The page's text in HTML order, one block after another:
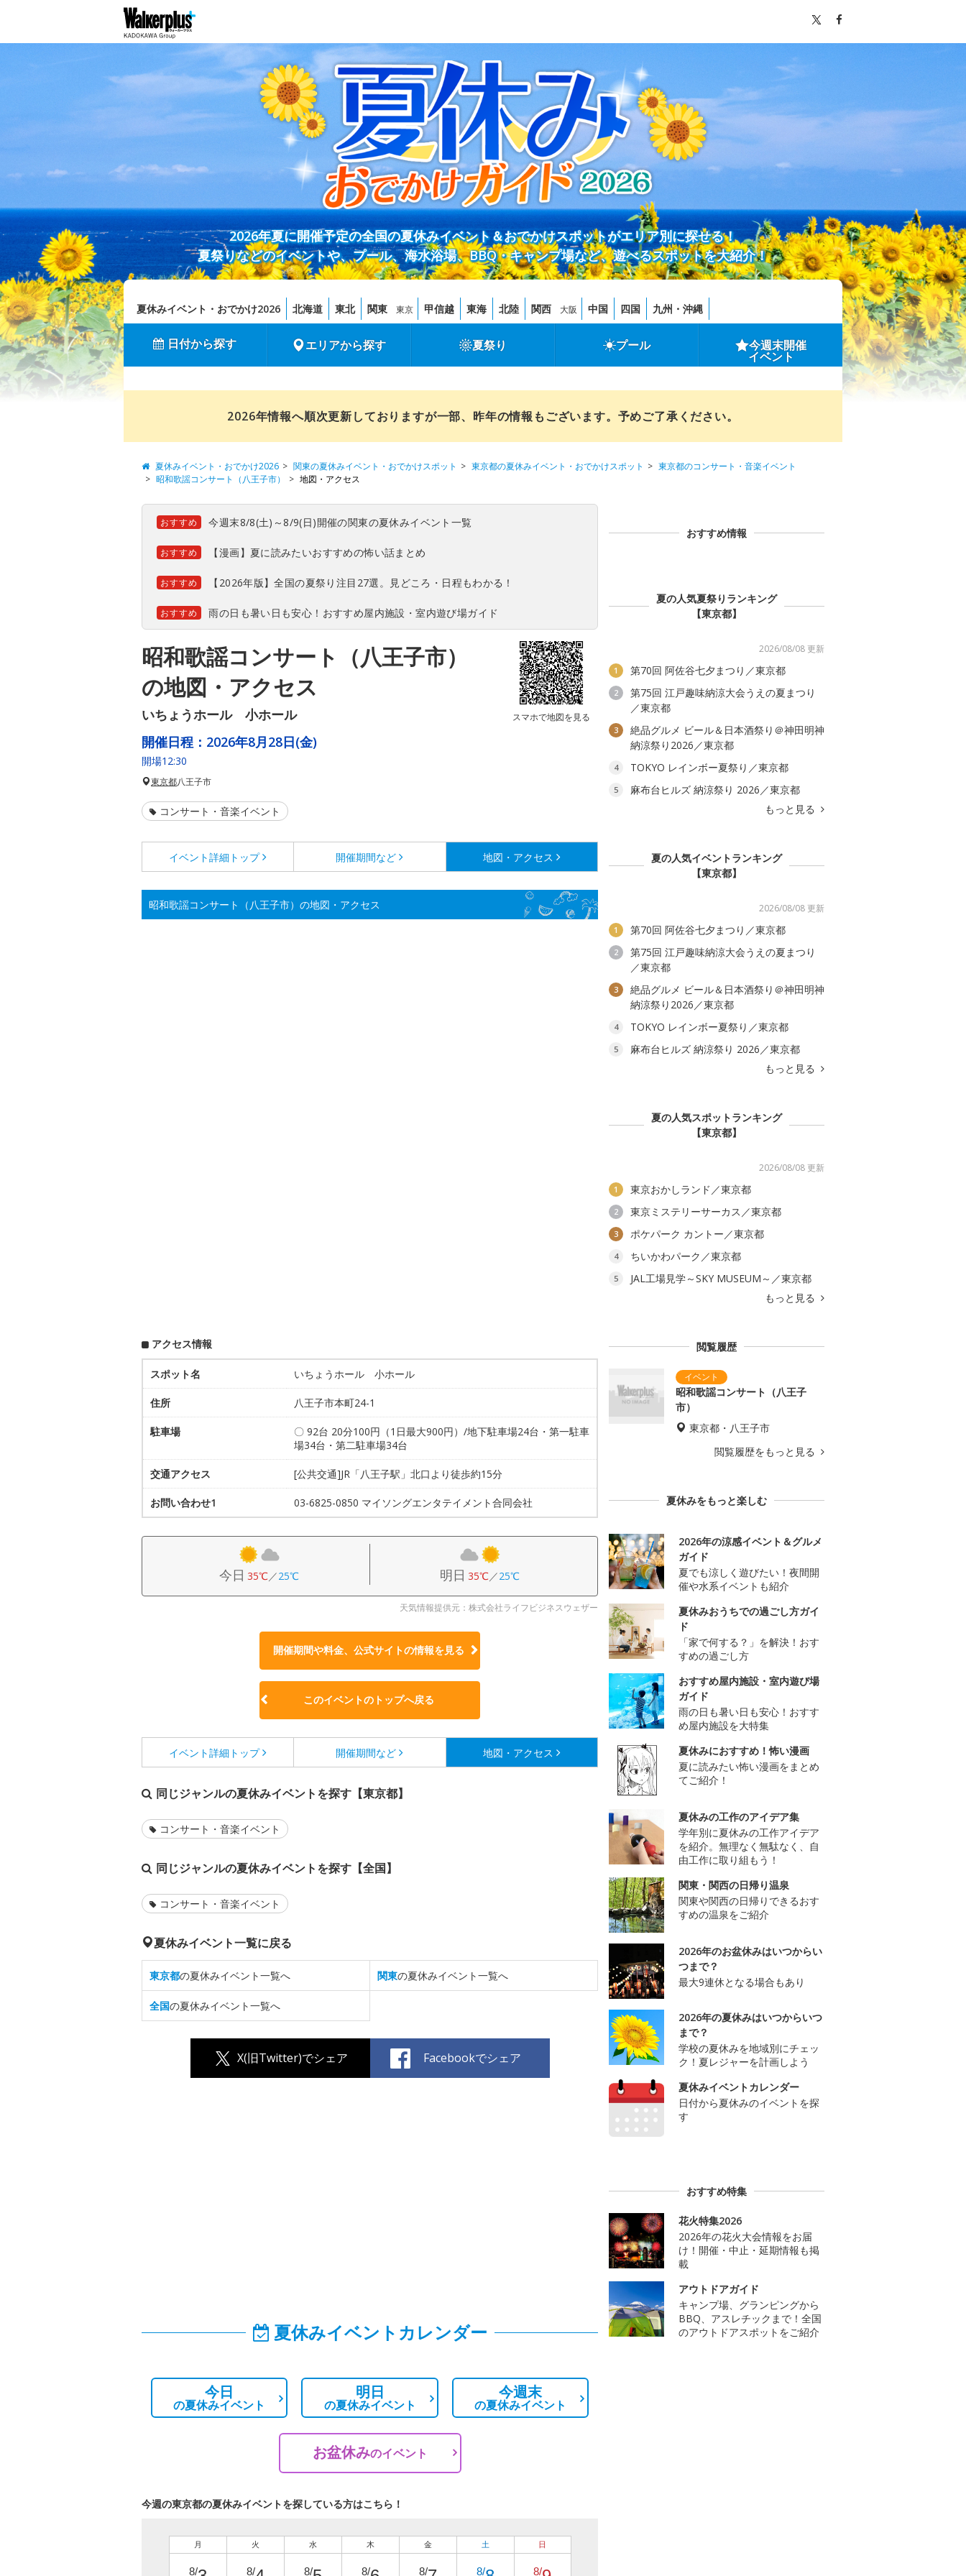
2026年夏に開催予定の全国の夏休みイベント＆おでかけスポットがエリア別に探せる！
夏祭りなどのイベントや、プール、海水浴場、BBQ・キャンプ場など、遊べるスポットを大紹介！
夏休みイベント・おでかけ2026 北海道 東北 関東 東京 甲信越 東海 北陸 関西 大阪 中国 四国 九州・沖縄
日付から探す エリアから探す 夏祭り プール 今週末開催
イベント
2026年情報へ順次更新しておりますが一部、昨年の情報もございます。予めご了承ください。
夏休みイベント・おでかけ2026 関東の夏休みイベント・おでかけスポット 東京都の夏休みイベント・おでかけスポット
東京都のコンサート・音楽イベント
昭和歌謡コンサート（八王子市）
地図・アクセス
おすすめ 今週末8/8(土)～8/9(日)開催の関東の夏休みイベント一覧
おすすめ 【漫画】夏に読みたいおすすめの怖い話まとめ
おすすめ 【2026年版】全国の夏祭り注目27選。見どころ・日程もわかる！
おすすめ 雨の日も暑い日も安心！おすすめ屋内施設・室内遊び場ガイド
昭和歌謡コンサート（八王子市）
の地図・アクセス
いちょうホール 小ホール スマホで地図を見る
開催日程： 2026年8月28日(金)
開場12:30
東京都八王子市
コンサート・音楽イベント
イベント詳細 トップ 開催期間など 地図・アクセス
昭和歌謡コンサート（八王子市）の地図・アクセス
アクセス情報
スポット名 いちょうホール 小ホール
住所 八王子市本町24-1
駐車場
〇 92台 20分100円（1日最大900円）/地下駐車場24台・第一駐車
場34台・第二駐車場34台
交通アクセス [公共交通]JR「八王子駅」北口より徒歩約15分
お問い合わせ1 03-6825-0850 マイソングエンタテイメント合同会社
今日 35℃／25℃ 明日 35℃／25℃
天気情報提供元：株式会社ライフビジネスウェザー
開催期間や料金、公式サイトの情報を見る
このイベントのトップへ戻る
イベント詳細 トップ 開催期間など 地図・アクセス
同じジャンルの夏休みイベントを探す【東京都】
コンサート・音楽イベント
同じジャンルの夏休みイベントを探す【全国】
コンサート・音楽イベント
夏休みイベント一覧に戻る
東京都の夏休みイベント一覧へ 関東の夏休みイベント一覧へ
全国の夏休みイベント一覧へ
X(旧Twitter)でシェア Facebookでシェア
夏休みイベントカレンダー
今日
の夏休みイベント
明日
の夏休みイベント
今週末
の夏休みイベント
お盆休みのイベント
今週の東京都の夏休みイベントを探している方はこちら！
月
8/
火
8/
水
8/
木
8/
金
8/
土
8/
日
8/
おすすめ情報
夏の人気夏祭りランキング
【東京都】
2026/08/08 更新
1 第70回 阿佐谷七夕まつり／東京都
2
第75回 江戸趣味納涼大会うえの夏まつり
／東京都
3
絶品グルメ ビール＆日本酒祭り＠神田明神
納涼祭り2026／東京都
4 TOKYO レインボー夏祭り／東京都
5
麻布台ヒルズ 納涼祭り 2026／東京都
もっと見る
夏の人気イベントランキング
【東京都】
2026/08/08 更新
1 第70回 阿佐谷七夕まつり／東京都
2
第75回 江戸趣味納涼大会うえの夏まつり
／東京都
3
絶品グルメ ビール＆日本酒祭り＠神田明神
納涼祭り2026／東京都
4 TOKYO レインボー夏祭り／東京都
5
麻布台ヒルズ 納涼祭り 2026／東京都
もっと見る
夏の人気スポットランキング
【東京都】
2026/08/08 更新
1 東京おかしランド／東京都
2 東京ミステリーサーカス／東京都
3 ポケパーク カントー／東京都
4 ちいかわパーク／東京都
5
JAL工場見学～SKY MUSEUM～／東京都
もっと見る
閲覧履歴
昭和歌謡コンサート（八王子
市）
東京都・八王子市
閲覧履歴をもっと見る
夏休みをもっと楽しむ
2026年の涼感イベント＆グルメ
ガイド
夏でも涼しく遊びたい！夜間開
催や水系イベントも紹介
夏休みおうちでの過ごし方ガイ
ド
「家で何する？」を解決！おす
すめの過ごし方
おすすめ屋内施設・室内遊び場
ガイド
雨の日も暑い日も安心！おすす
め屋内施設を大特集
夏休みにおすすめ！怖い漫画
夏に読みたい怖い漫画をまとめ
てご紹介！
夏休みの工作のアイデア集
学年別に夏休みの工作アイデア
を紹介。無理なく無駄なく、自
由工作に取り組もう！
関東・関西の日帰り温泉
関東や関西の日帰りできるおす
すめの温泉をご紹介
2026年のお盆休みはいつからい
つまで？
最大9連休となる場合もあり
2026年の夏休みはいつからいつ
まで？
学校の夏休みを地域別にチェッ
ク！夏レジャーを計画しよう
夏休みイベントカレンダー
日付から夏休みのイベントを探
す
おすすめ特集
花火特集2026
2026年の花火大会情報をお届
け！開催・中止・延期情報も掲
載
アウトドアガイド
キャンプ場、グランピングから
BBQ、アスレチックまで！全国
のアウトドアスポットをご紹介